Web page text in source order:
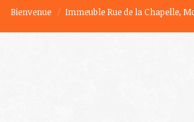
Vous êtes ici :
Bienvenue Immeuble Rue de la Chapelle,